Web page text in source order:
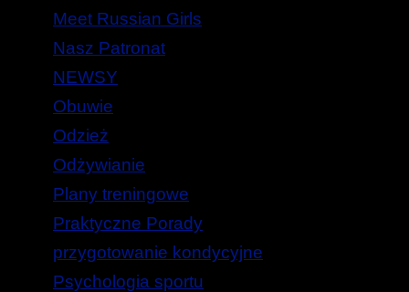
Meet Russian Girls
Nasz Patronat
NEWSY
Obuwie
Odzież
Odżywianie
Plany treningowe
Praktyczne Porady
przygotowanie kondycyjne
Psychologia sportu